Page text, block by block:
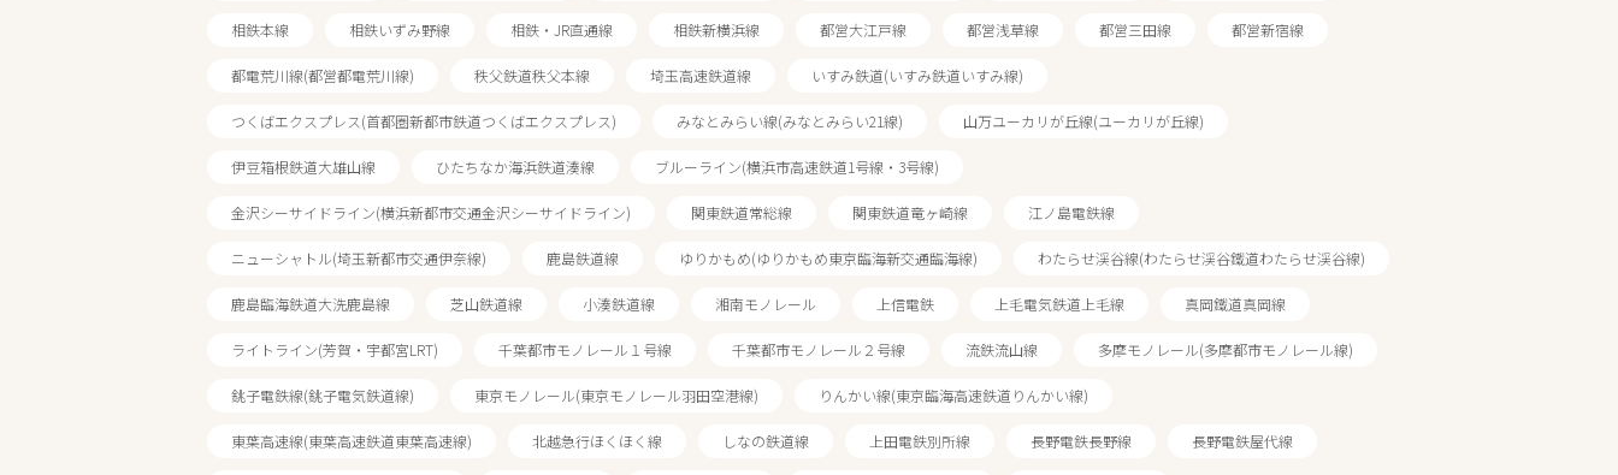
関東・甲信越・北陸
駅を選ぶ
業種
相鉄本線 相鉄いずみ野線 相鉄・JR直通線 相鉄新横浜線 都営大江戸線 都営浅草線 都営三田線 都営新宿線
都電荒川線(都営都電荒川線) 秩父鉄道秩父本線 埼玉高速鉄道線 いすみ鉄道(いすみ鉄道いすみ線)
つくばエクスプレス(首都圏新都市鉄道つくばエクスプレス) みなとみらい線(みなとみらい21線) 山万ユーカリが丘線(ユーカリが丘線)
伊豆箱根鉄道大雄山線 ひたちなか海浜鉄道湊線 ブルーライン(横浜市高速鉄道1号線・3号線)
金沢シーサイドライン(横浜新都市交通金沢シーサイドライン) 関東鉄道常総線 関東鉄道竜ヶ崎線 江ノ島電鉄線
ニューシャトル(埼玉新都市交通伊奈線) 鹿島鉄道線 ゆりかもめ(ゆりかもめ東京臨海新交通臨海線) わたらせ渓谷線(わたらせ渓谷鐵道わたらせ渓谷線)
鹿島臨海鉄道大洗鹿島線 芝山鉄道線 小湊鉄道線 湘南モノレール 上信電鉄 上毛電気鉄道上毛線 真岡鐵道真岡線
ライトライン(芳賀・宇都宮LRT) 千葉都市モノレール１号線 千葉都市モノレール２号線 流鉄流山線 多摩モノレール(多摩都市モノレール線)
銚子電鉄線(銚子電気鉄道線) 東京モノレール(東京モノレール羽田空港線) りんかい線(東京臨海高速鉄道りんかい線)
東葉高速線(東葉高速鉄道東葉高速線) 北越急行ほくほく線 しなの鉄道線 上田電鉄別所線 長野電鉄長野線 長野電鉄屋代線